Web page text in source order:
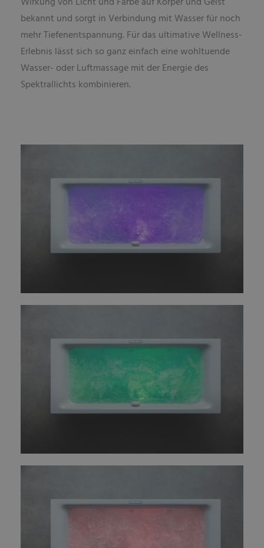
bekannt und sorgt in Verbindung mit Wasser für noch
mehr Tiefenentspannung. Für das ultimative Wellness-
Erlebnis lässt sich so ganz einfach eine wohltuende
Wasser- oder Luftmassage mit der Energie des
Spektrallichts kombinieren.